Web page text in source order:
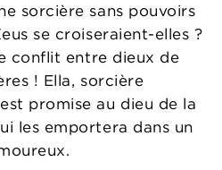
sorcière sans pouvoirs
se croiseraient-elles ?
conflit entre dieux de
! Ella, sorcière
promise au dieu de la
les emportera dans un